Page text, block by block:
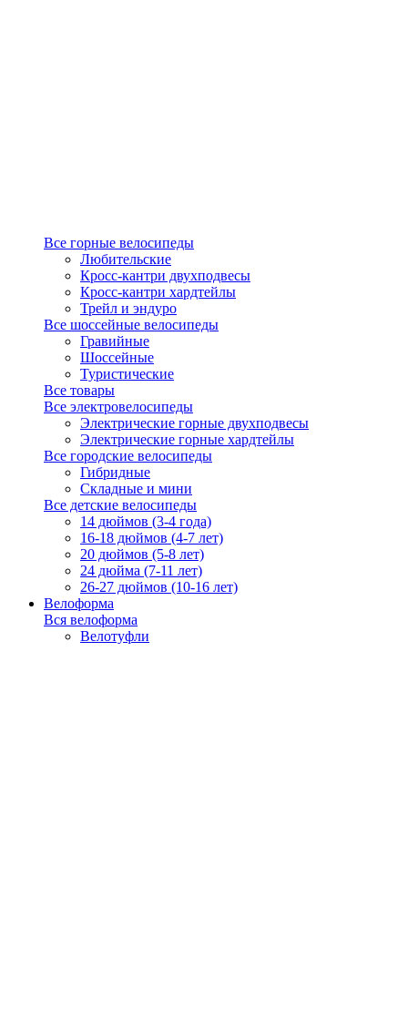
Все горные велосипеды
Любительские
Кросс-кантри двухподвесы
Кросс-кантри хардтейлы
Трейл и эндуро
Все шоссейные велосипеды
Гравийные
Шоссейные
Туристические
Все товары
Все электровелосипеды
Электрические горные двухподвесы
Электрические горные хардтейлы
Все городские велосипеды
Гибридные
Складные и мини
Все детские велосипеды
14 дюймов (3-4 года)
16-18 дюймов (4-7 лет)
20 дюймов (5-8 лет)
24 дюйма (7-11 лет)
26-27 дюймов (10-16 лет)
Велоформа
Вся велоформа
Велотуфли